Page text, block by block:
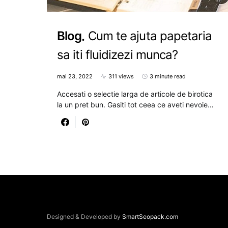
Blog Cum te ajuta papetaria
sa iti fluidizezi munca?
mai 23, 2022 311 views 3 minute read
Accesati o selectie larga de articole de birotica
la un pret bun. Gasiti tot ceea ce aveti nevoie…
Designed & Developed by SmartSeopack.com